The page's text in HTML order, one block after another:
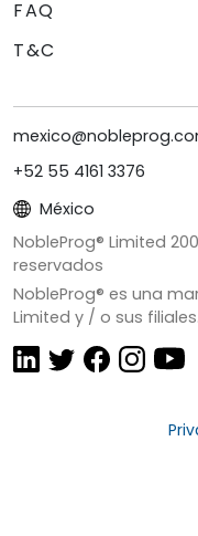
FAQ
T&C
+52 55 4161 3376
México
NobleProg® Limited
reservados
NobleProg® es una
Limited y / o sus filiales.